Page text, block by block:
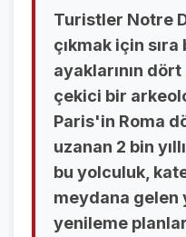
GALERİLER
VİDEO GALERİ
FOTO GALERİ
KURUMSAL
HAKKIMIZDA
Turistler Notre
çıkmak için sıra
ayaklarının
çekici bir
Paris'in Roma
uzanan 2 bin
bu yolculuk,
meydana gelen
yenileme